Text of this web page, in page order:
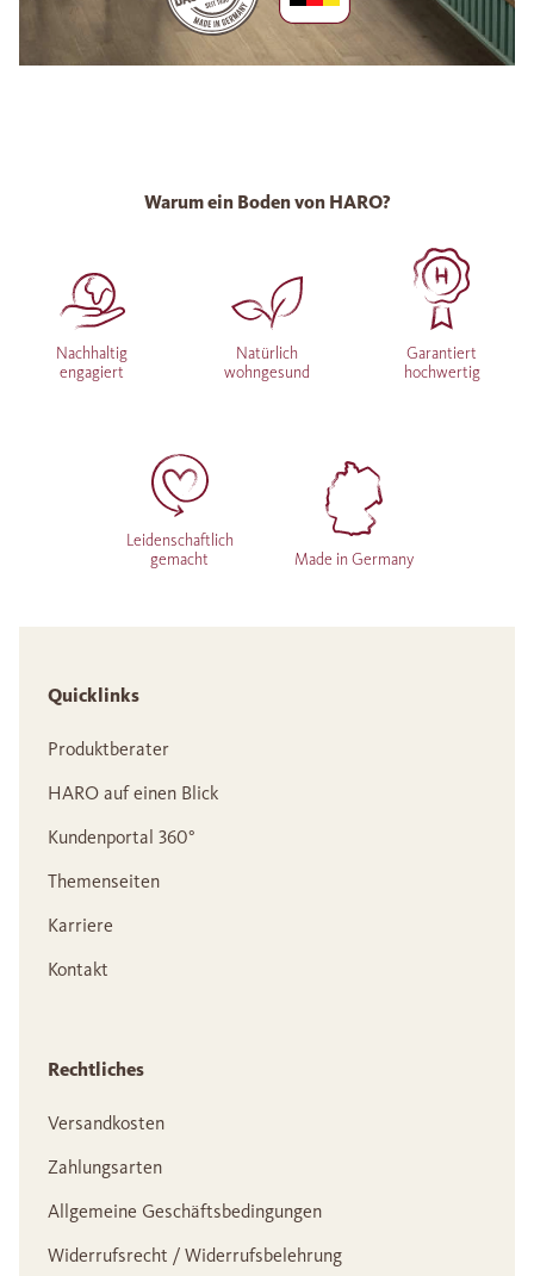
Warum ein Boden von HARO?
Nachhaltig
engagiert
Natürlich
wohngesund
Garantiert
hochwertig
Leidenschaftlich
gemacht
Made in Germany
Quicklinks
Produktberater
HARO auf einen Blick
Kundenportal 360°
Themenseiten
Karriere
Kontakt
Rechtliches
Versandkosten
Zahlungsarten
Allgemeine Geschäftsbedingungen
Widerrufsrecht / Widerrufsbelehrung